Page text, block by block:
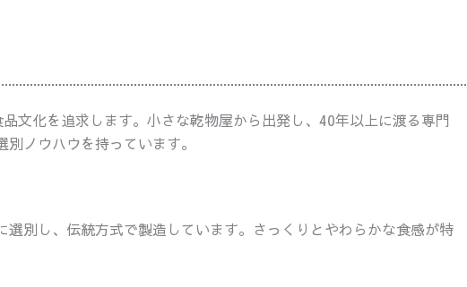
文化を追求します。小さな乾物屋から出発し、40年以上に渡る専門
ノウハウを持っています。
選別し、伝統方式で製造しています。さっくりとやわらかな食感が特